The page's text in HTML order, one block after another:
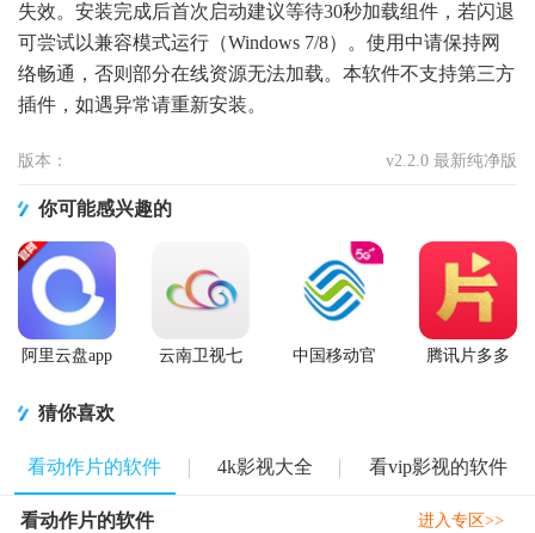
失效。安装完成后首次启动建议等待30秒加载组件，若闪退
可尝试以兼容模式运行（Windows 7/8）。使用中请保持网
络畅通，否则部分在线资源无法加载。本软件不支持第三方
插件，如遇异常请重新安装。
版本： v2.2.0 最新纯净版
你可能感兴趣的
阿里云盘app
云南卫视七
中国移动官
腾讯片多多
猜你喜欢
看动作片的软件 4k影视大全 看vip影视的软件
看动作片的软件 进入专区>>